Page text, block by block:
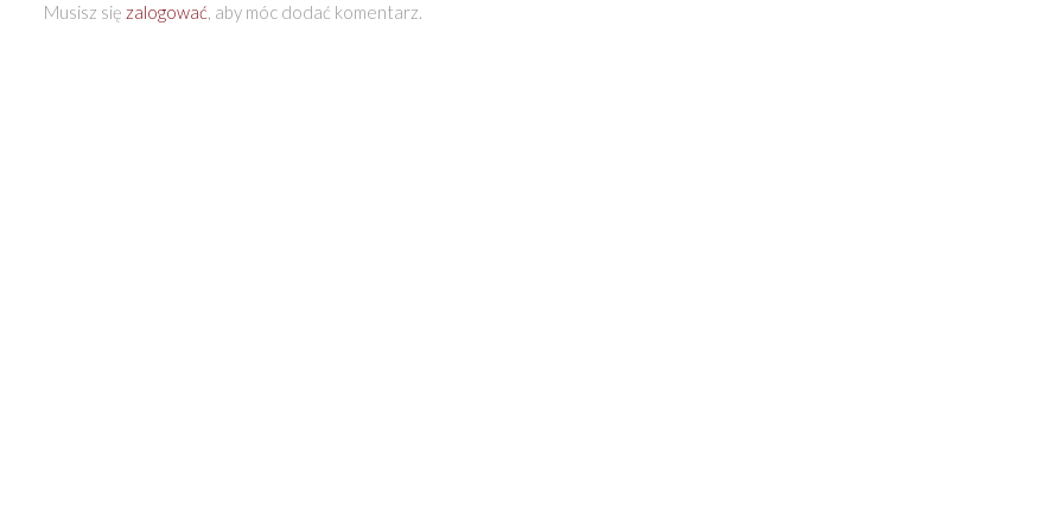
Musisz się zalogować, aby móc dodać komentarz.